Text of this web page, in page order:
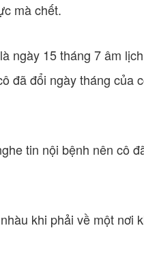
mà chết.
ngày 15 tháng 7 âm
đã đổi ngày tháng của
tin nội bệnh nên cô
khi phải về một nơi